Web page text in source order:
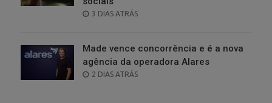
POSTED
3 DIAS ATRÁS
Made vence concorrência e é a nova
agência da operadora Alares
POSTED
2 DIAS ATRÁS